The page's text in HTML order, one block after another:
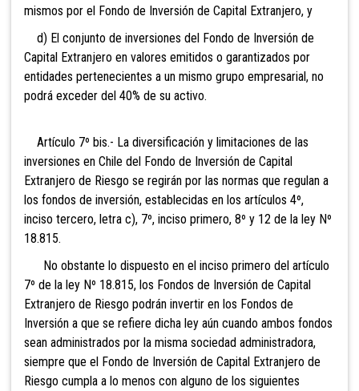
mismos por el Fondo de Inversión de Capital Extranjero, y
d) El conjunto de inversiones del Fondo de Inversión de
Capital Extranjero en valores emitidos o garantizados por
entidades pertenecientes a un mismo grupo empresarial, no
podrá exceder del 40% de su activo.
Artículo 7º bis.- La diversificación y limitaciones de las
inversiones en Chile del Fondo de Inversión de Capital
Extranjero de Riesgo se regirán por las normas que regulan a
los fondos de inversión, establecidas en los artículos 4º,
inciso tercero, letra c), 7º, inciso primero, 8º y 12 de la ley Nº
18.815.
No obstante lo dispuesto en el inciso primero del artículo
7º de la ley Nº 18.815, los Fondos de Inversión de Capital
Extranjero de Riesgo podrán invertir en los Fondos de
Inversión a que se refiere dicha ley aún cuando ambos fondos
sean administrados por la misma sociedad administradora,
siempre que el Fondo de Inversión de Capital Extranjero de
Riesgo cumpla a lo menos con alguno de los siguientes